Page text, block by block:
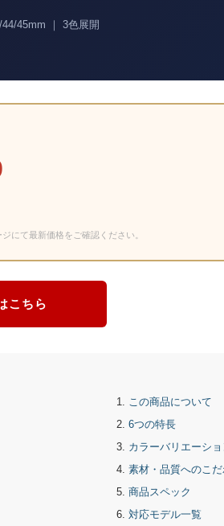
45mm ｜ 3色展開
にて最新価格をご確認ください。
こちら
この商品について
6つの特長
カラーバリエーショ
素材・品質へのこだ
商品スペック
対応モデル一覧